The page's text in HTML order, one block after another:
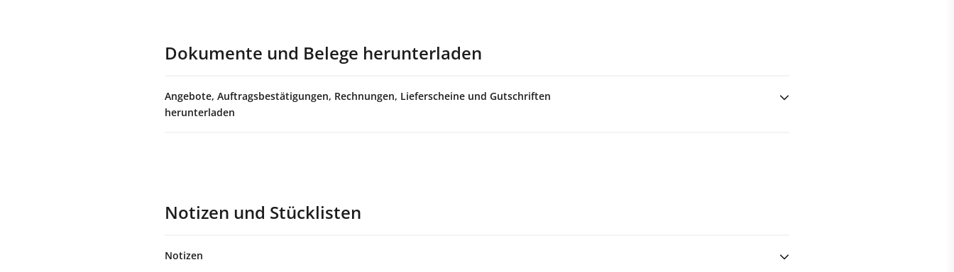
Dokumente und Belege herunterladen
Angebote, Auftragsbestätigungen, Rechnungen, Lieferscheine und Gutschriften
herunterladen
Notizen und Stücklisten
Notizen